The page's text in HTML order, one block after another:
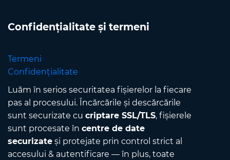
Confidențialitate și termeni
Termeni
Confidențialitate
Luăm în serios securitatea fișierelor la fiecare
pas al procesului. Încărcările și descărcările
sunt securizate cu criptare SSL/TLS, fișierele
sunt procesate în centre de date
securizate și protejate prin control strict al
accesului & autentificare — în plus, toate